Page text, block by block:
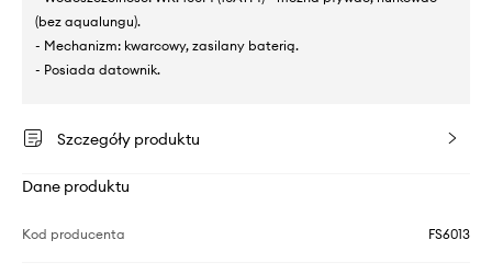
(bez aqualungu).
- Mechanizm: kwarcowy, zasilany baterią.
- Posiada datownik.
Szczegóły produktu
Dane produktu
Kod producenta FS6013